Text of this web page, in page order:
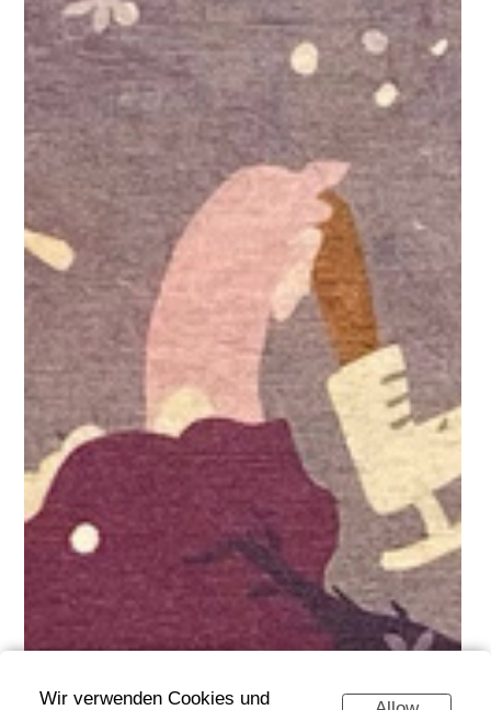
Wir verwenden Cookies und